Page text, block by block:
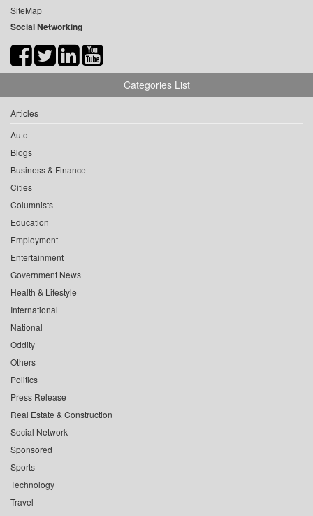
SiteMap
Social Networking
Categories List
Articles
Auto
Blogs
Business & Finance
Cities
Columnists
Education
Employment
Entertainment
Government News
Health & Lifestyle
International
National
Oddity
Others
Politics
Press Release
Real Estate & Construction
Social Network
Sponsored
Sports
Technology
Travel